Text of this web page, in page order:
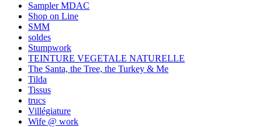
Sampler MDAC
Shop on Line
SMM
soldes
Stumpwork
TEINTURE VEGETALE NATURELLE
The Santa, the Tree, the Turkey & Me
Tilda
Tissus
trucs
Villégiature
Wife @ work